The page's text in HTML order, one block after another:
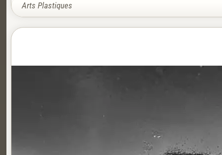
Arts Plastiques